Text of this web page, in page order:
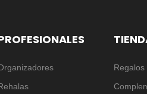
Regalos